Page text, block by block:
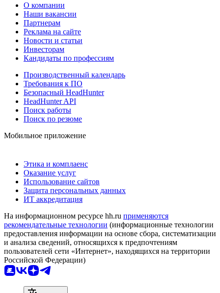
О компании
Наши вакансии
Партнерам
Реклама на сайте
Новости и статьи
Инвесторам
Кандидаты по профессиям
Производственный календарь
Требования к ПО
Безопасный HeadHunter
HeadHunter API
Поиск работы
Поиск по резюме
Мобильное приложение
Этика и комплаенс
Оказание услуг
Использование сайтов
Защита персональных данных
ИТ аккредитация
На информационном ресурсе hh.ru применяются
рекомендательные технологии (информационные технологии
предоставления информации на основе сбора, систематизации
и анализа сведений, относящихся к предпочтениям
пользователей сети «Интернет», находящихся на территории
Российской Федерации)